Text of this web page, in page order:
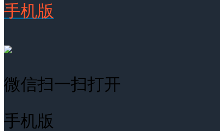
手机版
微信扫一扫打开
手机版